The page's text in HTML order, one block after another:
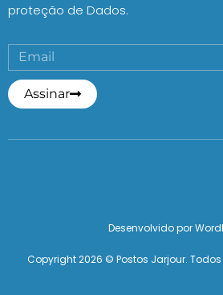
proteção de Dados.
Assinar
Copyright 2026 © Postos Jarjour.
Desenvolvido por